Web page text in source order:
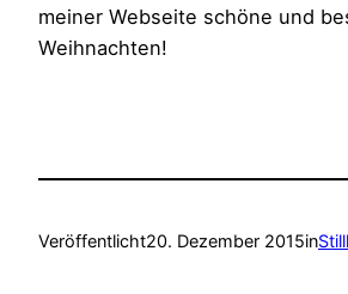
meiner Webseite schöne und
Weihnachten!
Veröffentlicht20. Dezember 2015in